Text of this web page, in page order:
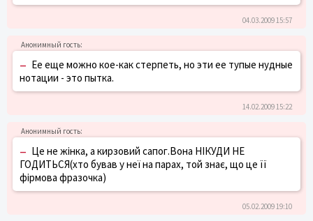
04.03.2009 15:57
– Ее еще можно кое-как стерпеть, но эти ее тупые нудные
нотации - это пытка.
14.02.2009 15:22
– Це не жінка, а кирзовий сапог.Вона НІКУДИ НЕ
ГОДИТЬСЯ(хто бував у неї на парах, той знає, що це її
фірмова фразочка)
05.02.2009 19:10